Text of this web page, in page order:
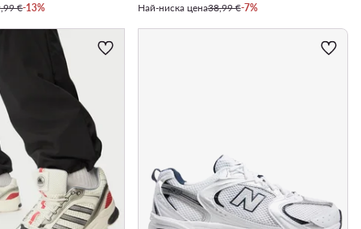
€-13%
Най-ниска цена38,99 €-7%